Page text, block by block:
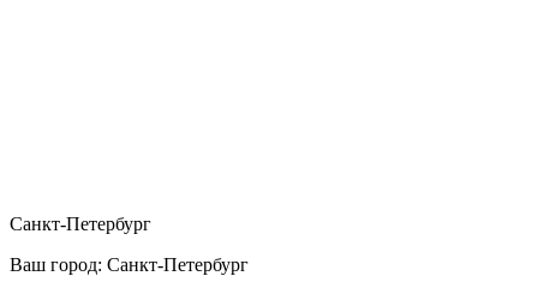
Санкт-Петербург
Ваш город: Санкт-Петербург